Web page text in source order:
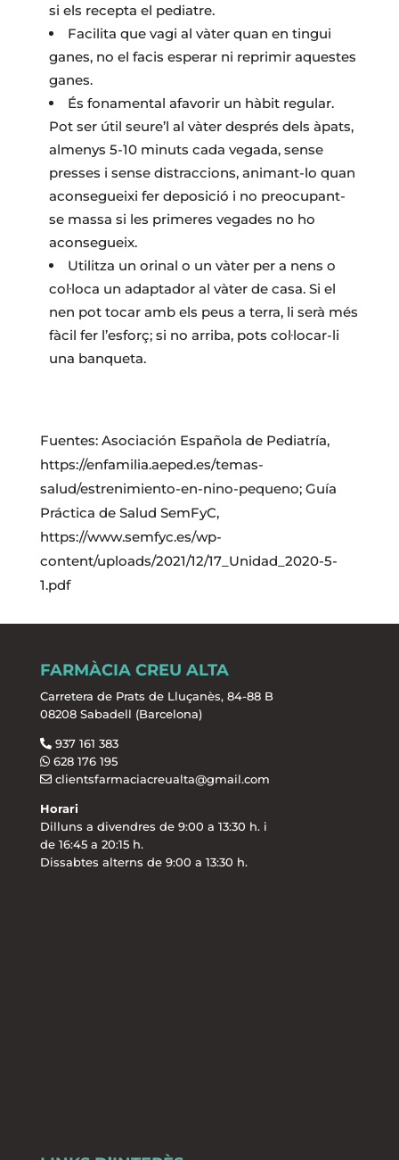
si els recepta el pediatre.
Facilita que vagi al vàter quan en tingui
ganes, no el facis esperar ni reprimir aquestes
ganes.
És fonamental afavorir un hàbit regular.
Pot ser útil seure’l al vàter després dels àpats,
almenys 5-10 minuts cada vegada, sense
presses i sense distraccions, animant-lo quan
aconsegueixi fer deposició i no preocupant-
se massa si les primeres vegades no ho
aconsegueix.
Utilitza un orinal o un vàter per a nens o
col·loca un adaptador al vàter de casa. Si el
nen pot tocar amb els peus a terra, li serà més
fàcil fer l’esforç; si no arriba, pots col·locar-li
una banqueta.
Fuentes: Asociación Española de Pediatría,
https://enfamilia.aeped.es/temas-
salud/estrenimiento-en-nino-pequeno; Guía
Práctica de Salud SemFyC,
https://www.semfyc.es/wp-
content/uploads/2021/12/17_Unidad_2020-5-
1.pdf
FARMÀCIA CREU ALTA
Carretera de Prats de Lluçanès, 84-88 B
08208 Sabadell (Barcelona)
937 161 383
628 176 195
clientsfarmaciacreualta@gmail.com
Horari
Dilluns a divendres de 9:00 a 13:30 h. i
de 16:45 a 20:15 h.
Dissabtes alterns de 9:00 a 13:30 h.